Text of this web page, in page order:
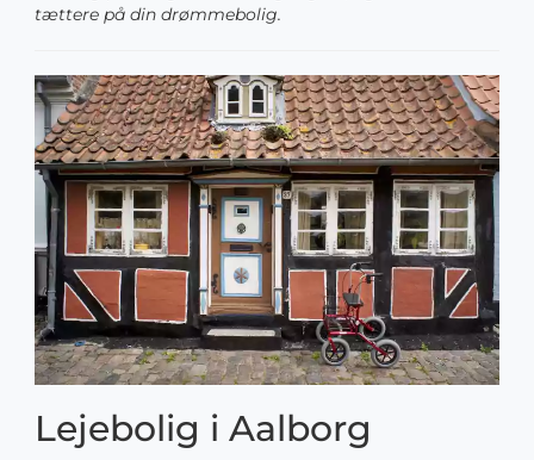
tættere på din drømmebolig.
Lejebolig i Aalborg